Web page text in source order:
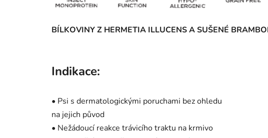
BÍLKOVINY Z HERMETIA ILLUCENS A SUŠENÉ
Indikace:
• Psi s dermatologickými poruchami bez ohledu
na jejich původ
• Nežádoucí reakce trávicího traktu na krmivo